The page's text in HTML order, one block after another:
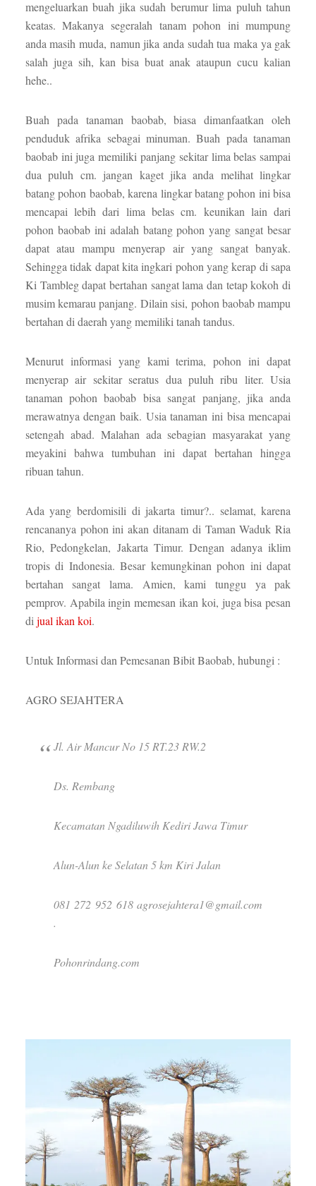
mengeluarkan buah jika sudah berumur lima puluh tahun
keatas. Makanya segeralah tanam pohon ini mumpung
anda masih muda, namun jika anda sudah tua maka ya gak
salah juga sih, kan bisa buat anak ataupun cucu kalian
hehe..
Buah pada tanaman baobab, biasa dimanfaatkan oleh
penduduk afrika sebagai minuman. Buah pada tanaman
baobab ini juga memiliki panjang sekitar lima belas sampai
dua puluh cm. jangan kaget jika anda melihat lingkar
batang pohon baobab, karena lingkar batang pohon ini bisa
mencapai lebih dari lima belas cm. keunikan lain dari
pohon baobab ini adalah batang pohon yang sangat besar
dapat atau mampu menyerap air yang sangat banyak.
Sehingga tidak dapat kita ingkari pohon yang kerap di sapa
Ki Tambleg dapat bertahan sangat lama dan tetap kokoh di
musim kemarau panjang. Dilain sisi, pohon baobab mampu
bertahan di daerah yang memiliki tanah tandus.
Menurut informasi yang kami terima, pohon ini dapat
menyerap air sekitar seratus dua puluh ribu liter. Usia
tanaman pohon baobab bisa sangat panjang, jika anda
merawatnya dengan baik. Usia tanaman ini bisa mencapai
setengah abad. Malahan ada sebagian masyarakat yang
meyakini bahwa tumbuhan ini dapat bertahan hingga
ribuan tahun.
Ada yang berdomisili di jakarta timur?.. selamat, karena
rencananya pohon ini akan ditanam di Taman Waduk Ria
Rio, Pedongkelan, Jakarta Timur. Dengan adanya iklim
tropis di Indonesia. Besar kemungkinan pohon ini dapat
bertahan sangat lama. Amien, kami tunggu ya pak
pemprov. Apabila ingin memesan ikan koi, juga bisa pesan
di jual ikan koi.
Untuk Informasi dan Pemesanan Bibit Baobab, hubungi :
AGRO SEJAHTERA
Jl. Air Mancur No 15 RT.23 RW.2
Ds. Rembang
Kecamatan Ngadiluwih Kediri Jawa Timur
Alun-Alun ke Selatan 5 km Kiri Jalan
081 272 952 618 agrosejahtera1@gmail.com
.
Pohonrindang.com